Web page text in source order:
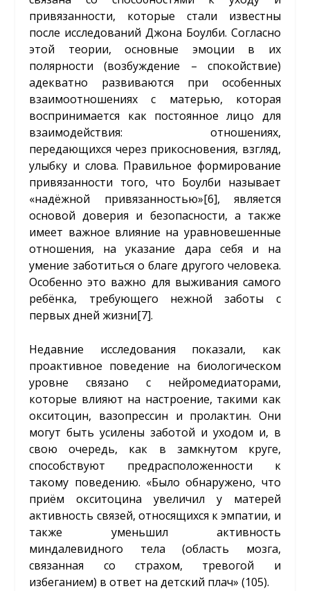
привязанности, которые стали известны
после исследований Джона Боулби. Согласно
этой теории, основные эмоции в их
полярности (возбуждение – спокойствие)
адекватно развиваются при особенных
взаимоотношениях с матерью, которая
воспринимается как постоянное лицо для
взаимодействия: отношениях,
передающихся через прикосновения, взгляд,
улыбку и слова. Правильное формирование
привязанности того, что Боулби называет
«надёжной привязанностью»[6], является
основой доверия и безопасности, а также
имеет важное влияние на уравновешенные
отношения, на указание дара себя и на
умение заботиться о благе другого человека.
Особенно это важно для выживания самого
ребёнка, требующего нежной заботы с
первых дней жизни[7].
Недавние исследования показали, как
проактивное поведение на биологическом
уровне связано с нейромедиаторами,
которые влияют на настроение, такими как
окситоцин, вазопрессин и пролактин. Они
могут быть усилены заботой и уходом и, в
свою очередь, как в замкнутом круге,
способствуют предрасположенности к
такому поведению. «Было обнаружено, что
приём окситоцина увеличил у матерей
активность связей, относящихся к эмпатии, и
также уменьшил активность
миндалевидного тела (область мозга,
связанная со страхом, тревогой и
избеганием) в ответ на детский плач» (105).